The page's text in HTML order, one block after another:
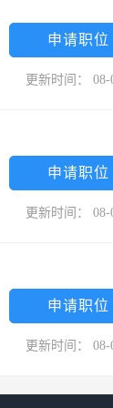
“黄果树杯”优质
、创造一流的施
申请职位
更新时间： 08-
申请职位
更新时间： 08-
申请职位
更新时间： 08-